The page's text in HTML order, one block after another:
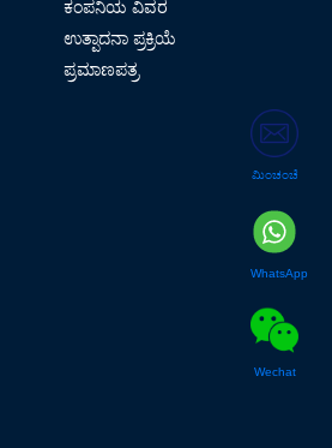
ಕಂಪನಿಯ ವಿವರ
ಉತ್ಪಾದನಾ ಪ್ರಕ್ರಿಯೆ
ಪ್ರಮಾಣಪತ್ರ
ಮಿಂಚಂಚೆ
WhatsApp
Wechat